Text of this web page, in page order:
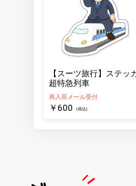
【スーツ旅行】ステッ
超特急列車
再入荷メール受付
￥600 (税込)